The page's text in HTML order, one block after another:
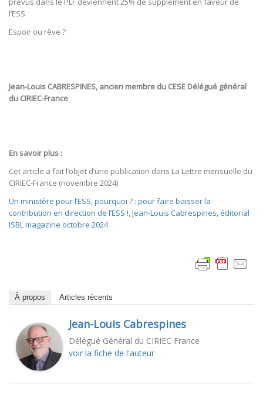
l’ESS.
Espoir ou rêve ?
Jean-Louis CABRESPINES, ancien membre du CESE Délégué général
du CIRIEC-France
En savoir plus :
Cet article a fait l’objet d’une publication dans La Lettre mensuelle du
CIRIEC-France (novembre 2024)
Un ministère pour l’ESS, pourquoi ? : pour faire baisser la
contribution en direction de l’ESS !, Jean-Louis Cabrespines, éditorial
ISBL magazine octobre 2024
À propos Articles récents
Jean-Louis Cabrespines
Délégué Général du CIRIEC France
voir la fiche de l'auteur